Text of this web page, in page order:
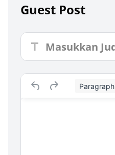
Guest Post
Paragraph